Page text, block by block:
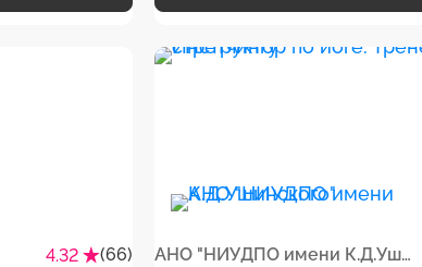
4.32
(66)
АНО "НИУДПО имени К.Д.Ушинского"